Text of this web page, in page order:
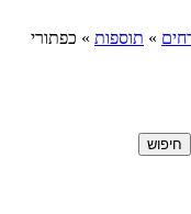
» תוספות » כפתורי
חיפוש